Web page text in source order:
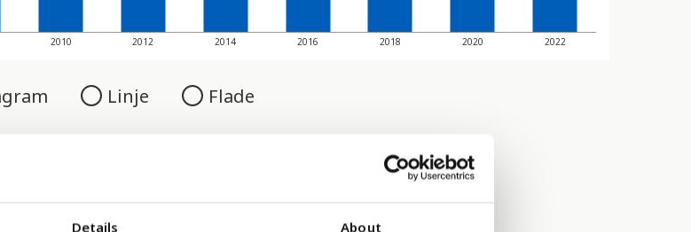
Details About
2010 2012 2014 2016 2018 2020 2022
Linje Flade